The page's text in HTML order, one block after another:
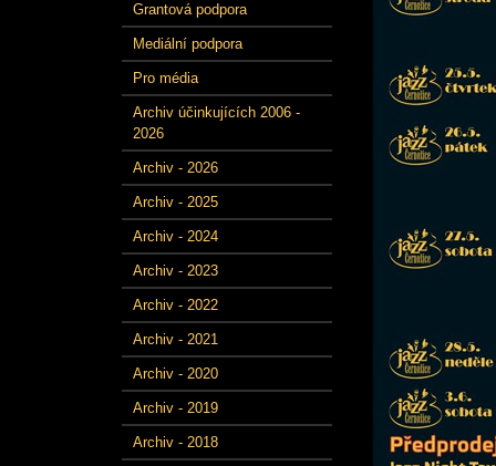
Grantová podpora
Mediální podpora
Pro média
Archiv účinkujících 2006 -
2026
Archiv - 2026
Archiv - 2025
Archiv - 2024
Archiv - 2023
Archiv - 2022
Archiv - 2021
Archiv - 2020
Archiv - 2019
Archiv - 2018